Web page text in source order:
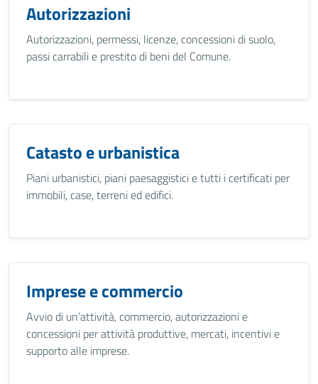
Autorizzazioni
Autorizzazioni, permessi, licenze, concessioni di suolo,
passi carrabili e prestito di beni del Comune.
Catasto e urbanistica
Piani urbanistici, piani paesaggistici e tutti i certificati per
immobili, case, terreni ed edifici.
Imprese e commercio
Avvio di un’attività, commercio, autorizzazioni e
concessioni per attività produttive, mercati, incentivi e
supporto alle imprese.